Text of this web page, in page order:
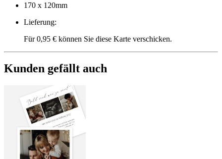
170 x 120mm
Lieferung:
Für 0,95 € können Sie diese Karte verschicken.
Kunden gefällt auch